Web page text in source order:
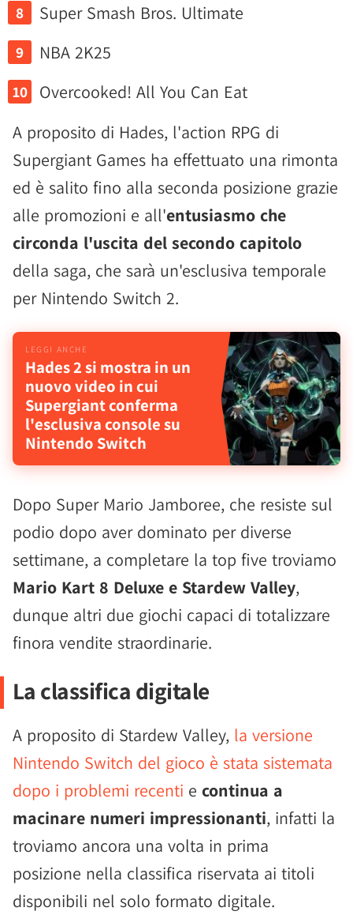
Super Smash Bros. Ultimate
NBA 2K25
Overcooked! All You Can Eat
A proposito di Hades, l'action RPG di
Supergiant Games ha effettuato una rimonta
ed è salito fino alla seconda posizione grazie
alle promozioni e all'entusiasmo che
circonda l'uscita del secondo capitolo
della saga, che sarà un'esclusiva temporale
per Nintendo Switch 2.
Hades 2 si mostra in un
nuovo video in cui
Supergiant conferma
l'esclusiva console su
Nintendo Switch
Dopo Super Mario Jamboree, che resiste sul
podio dopo aver dominato per diverse
settimane, a completare la top five troviamo
Mario Kart 8 Deluxe e Stardew Valley,
dunque altri due giochi capaci di totalizzare
finora vendite straordinarie.
La classifica digitale
A proposito di Stardew Valley, la versione
Nintendo Switch del gioco è stata sistemata
dopo i problemi recenti e continua a
macinare numeri impressionanti, infatti la
troviamo ancora una volta in prima
posizione nella classifica riservata ai titoli
disponibili nel solo formato digitale.